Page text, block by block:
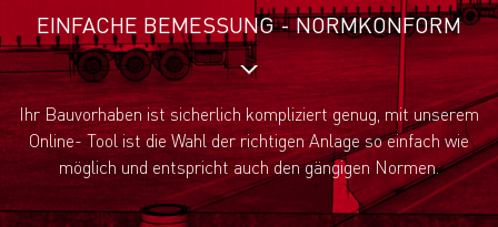
EINFACHE BEMESSUNG - NORMKONFORM
Ihr Bauvorhaben ist sicherlich kompliziert genug, mit unserem
Online- Tool ist die Wahl der richtigen Anlage so einfach wie
möglich und entspricht auch den gängigen Normen.